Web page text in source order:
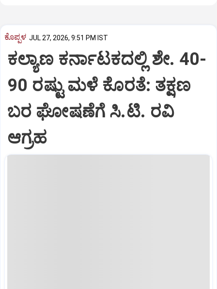
ಕೊಪ್ಪಳ JUL 27, 2026, 9:51 PM IST
ಕಲ್ಯಾಣ ಕರ್ನಾಟಕದಲ್ಲಿ ಶೇ. 40-
90 ರಷ್ಟು ಮಳೆ ಕೊರತೆ: ತಕ್ಷಣ
ಬರ ಘೋಷಣೆಗೆ ಸಿ.ಟಿ. ರವಿ
ಆಗ್ರಹ